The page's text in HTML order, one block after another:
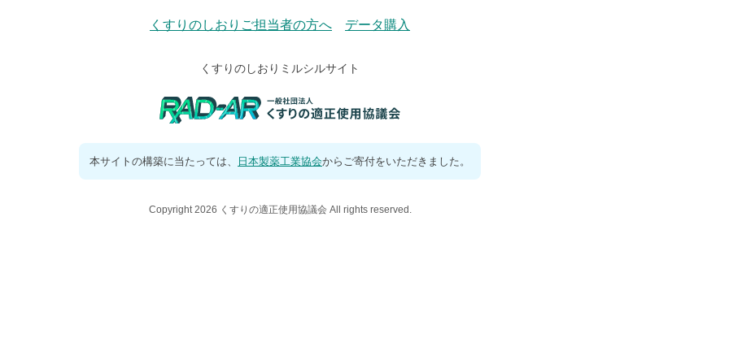
くすりのしおりご担当者の方へ データ購入
くすりのしおりミルシルサイト
本サイトの構築に当たっては、 日本製薬工業協会からご寄付をいただきました。
Copyright 2026 くすりの適正使用協議会 All rights reserved.